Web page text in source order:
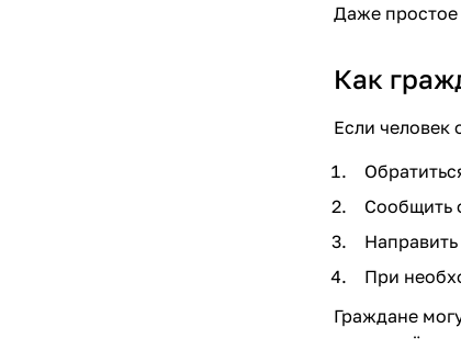
Даже простое
Как
Если
Сообщить
При
Граждане